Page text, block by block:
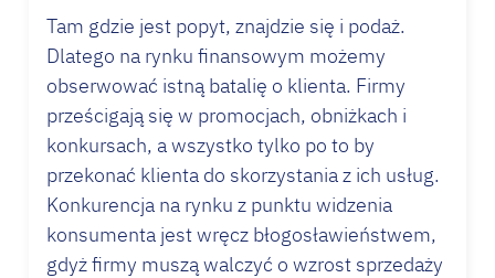
Tam gdzie jest popyt, znajdzie się i podaż.
Dlatego na rynku finansowym możemy
obserwować istną batalię o klienta. Firmy
prześcigają się w promocjach, obniżkach i
konkursach, a wszystko tylko po to by
przekonać klienta do skorzystania z ich usług.
Konkurencja na rynku z punktu widzenia
konsumenta jest wręcz błogosławieństwem,
gdyż firmy muszą walczyć o wzrost sprzedaży